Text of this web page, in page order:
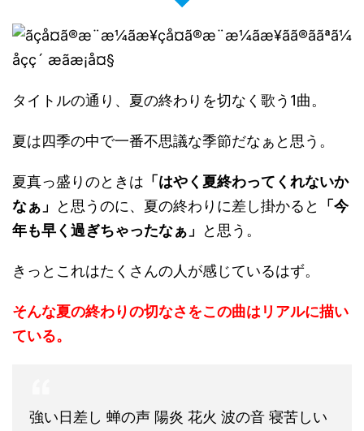
タイトルの通り、夏の終わりを切なく歌う1曲。
夏は四季の中で一番不思議な季節だなぁと思う。
夏真っ盛りのときは 「はやく夏終わってくれないか
なぁ」
と思うのに、夏の終わりに差し掛かると
「今
年も早く過ぎちゃったなぁ」
と思う。
きっとこれはたくさんの人が感じているはず。
そんな夏の終わりの切なさをこの曲はリアルに描い
ている。
強い日差し 蝉の声 陽炎 花火 波の音 寝苦しい